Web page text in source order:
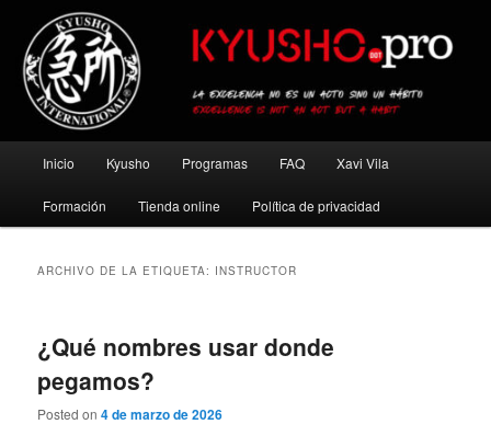
contenido
principal
contenido
secundario
Kyusho Pro
principal
Inicio Kyusho Programas FAQ Xavi Vila
Formación Tienda online Política de privacidad
ARCHIVO DE LA ETIQUETA: INSTRUCTOR
¿Qué nombres usar donde
pegamos?
Posted on4 de marzo de 2026